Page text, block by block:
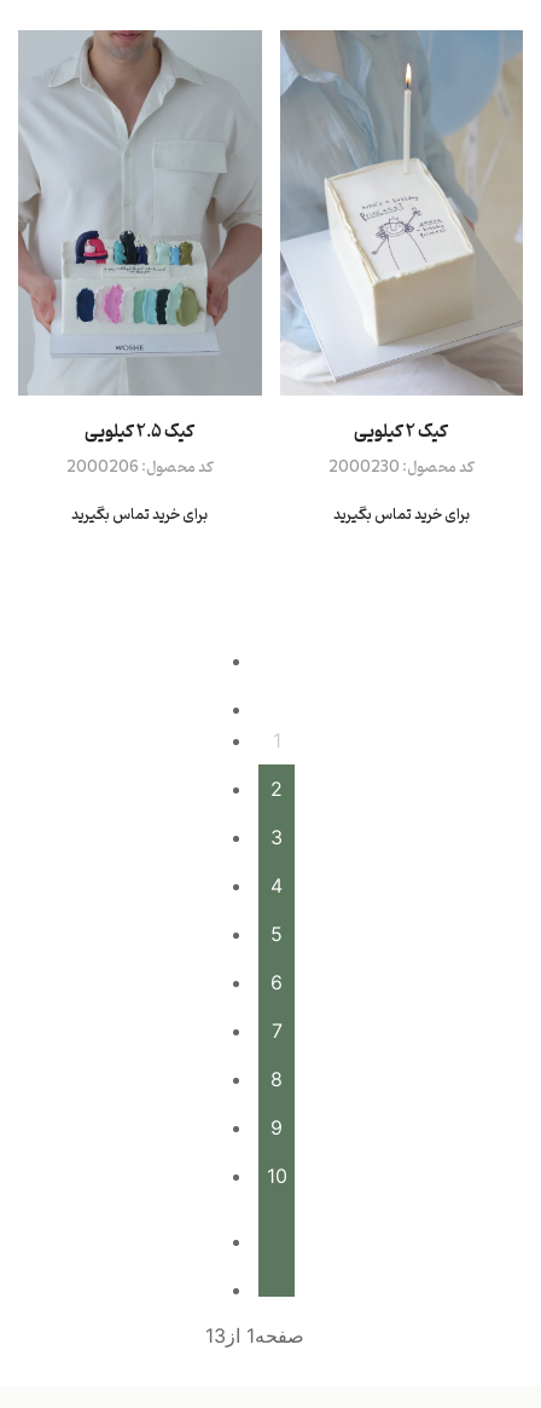
کیک ۲ کیلویی
برای خرید تماس بگیرید
کد محصول:2000230
کیک ۲.۵ کیلویی
برای خرید تماس بگیرید
کد محصول:2000206
1
2
3
4
5
6
7
8
9
10
صفحه1 از13